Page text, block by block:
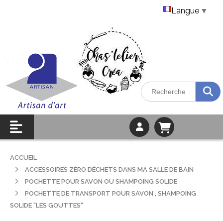
ACCUEIL
ACCESSOIRES ZÉRO DÉCHETS DANS MA SALLE DE BAIN
POCHETTE POUR SAVON OU SHAMPOING SOLIDE
POCHETTE DE TRANSPORT POUR SAVON , SHAMPOING
SOLIDE "LES GOUTTES"
Langue ▼